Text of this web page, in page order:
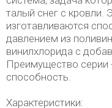
талый снег с кровли.
изготавливаются
давлением из
винилхлорида с
Преимущество серии
способность.
Характеристики: